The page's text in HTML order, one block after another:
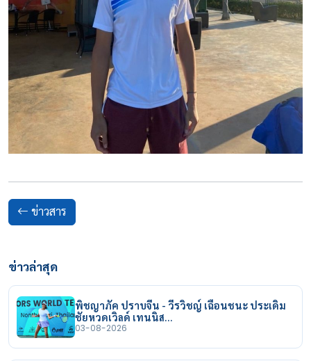
ข่าวสาร
ข่าวล่าสุด
พิชญาภัค ปราบจีน - วีรวิชญ์ เฉือนชนะ ประเดิม
ชัยหวดเวิลด์ เทนนิส…
03-08-2026